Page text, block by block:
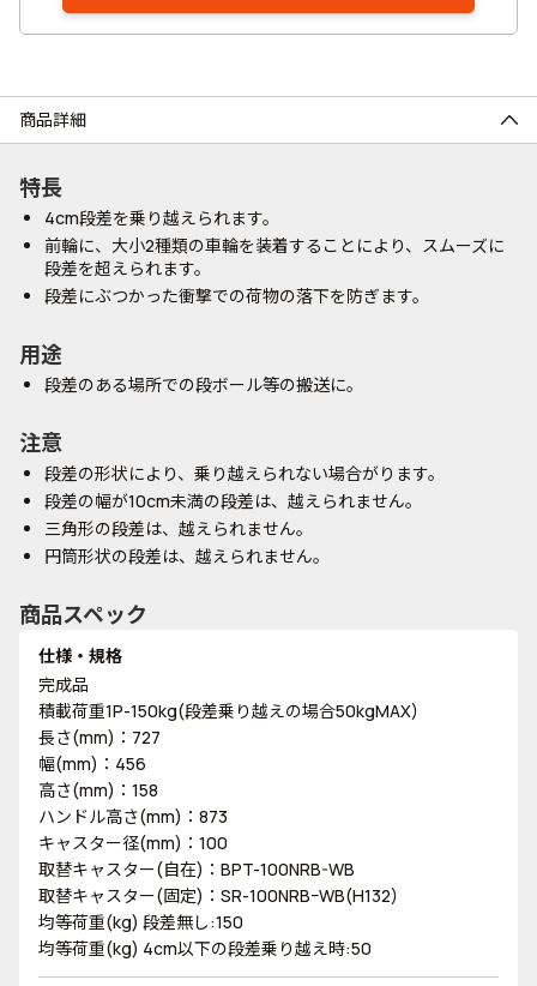
商品詳細
特長
4cm段差を乗り越えられます。
前輪に、大小2種類の車輪を装着することにより、スムーズに
段差を超えられます。
段差にぶつかった衝撃での荷物の落下を防ぎます。
用途
段差のある場所での段ボール等の搬送に。
注意
段差の形状により、乗り越えられない場合がります。
段差の幅が10cm未満の段差は、越えられません。
三角形の段差は、越えられません。
円筒形状の段差は、越えられません。
商品スペック
仕様・規格
完成品
積載荷重1P-150kg(段差乗り越えの場合50kgMAX)
長さ(mm)：727
幅(mm)：456
高さ(mm)：158
ハンドル高さ(mm)：873
キャスター径(mm)：100
取替キャスター(自在)：BPT-100NRB-WB
取替キャスター(固定)：SR-100NRBｰWB(H132)
均等荷重(kg) 段差無し:150
均等荷重(kg) 4cm以下の段差乗り越え時:50